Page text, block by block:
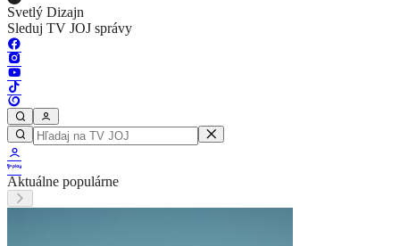
Svetlý Dizajn
Sleduj TV JOJ správy
Aktuálne populárne